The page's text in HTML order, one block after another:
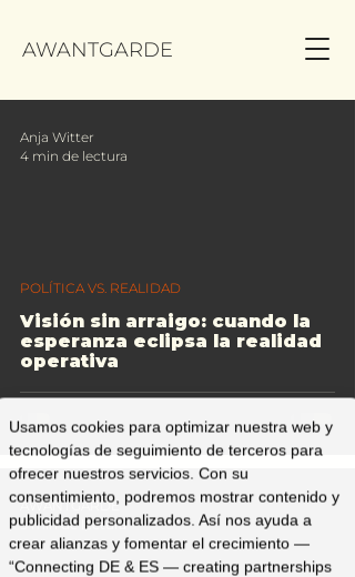
AWANTGARDE
Visión sin arraigo: cuando la
esperanza eclipsa la realidad
operativa
POLÍTICA VS. REALIDAD
Anja Witter
4 min de lectura
AWANTGARDE
5 min de lectura
Usamos cookies para optimizar nuestra web y
tecnologías de seguimiento de terceros para
ofrecer nuestros servicios. Con su
consentimiento, podremos mostrar contenido y
publicidad personalizados. Así nos ayuda a
crear alianzas y fomentar el crecimiento —
“Connecting DE & ES — creating partnerships